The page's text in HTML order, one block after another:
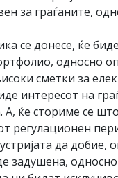
за граѓаните,
се донесе, ќе
односно
сметки за
интересот на
А, ќе сториме се
регулационен
да добие,
задушена,